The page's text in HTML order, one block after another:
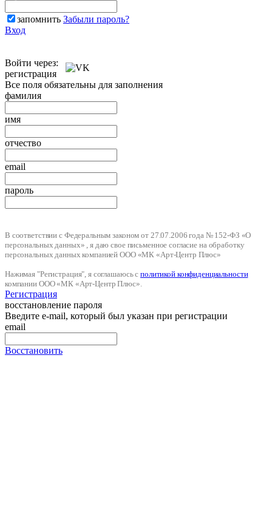
запомнить Забыли пароль?
Вход
Войти через:
регистрация
Все поля обязательны для заполнения
фамилия
имя
отчество
email
пароль
В соответствии с Федеральным законом от 27.07.2006 года № 152-ФЗ «О
персональных данных» , я даю свое письменное согласие на обработку
персональных данных компанией ООО «МК «Арт-Центр Плюс»
Нажимая "Регистрация", я соглашаюсь сполитикой конфиденциальности
компании ООО «МК «Арт-Центр Плюс».
Регистрация
восстановление пароля
Введите e-mail, который был указан при регистрации
email
Восстановить